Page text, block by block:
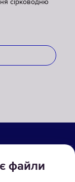
сірководню
файли